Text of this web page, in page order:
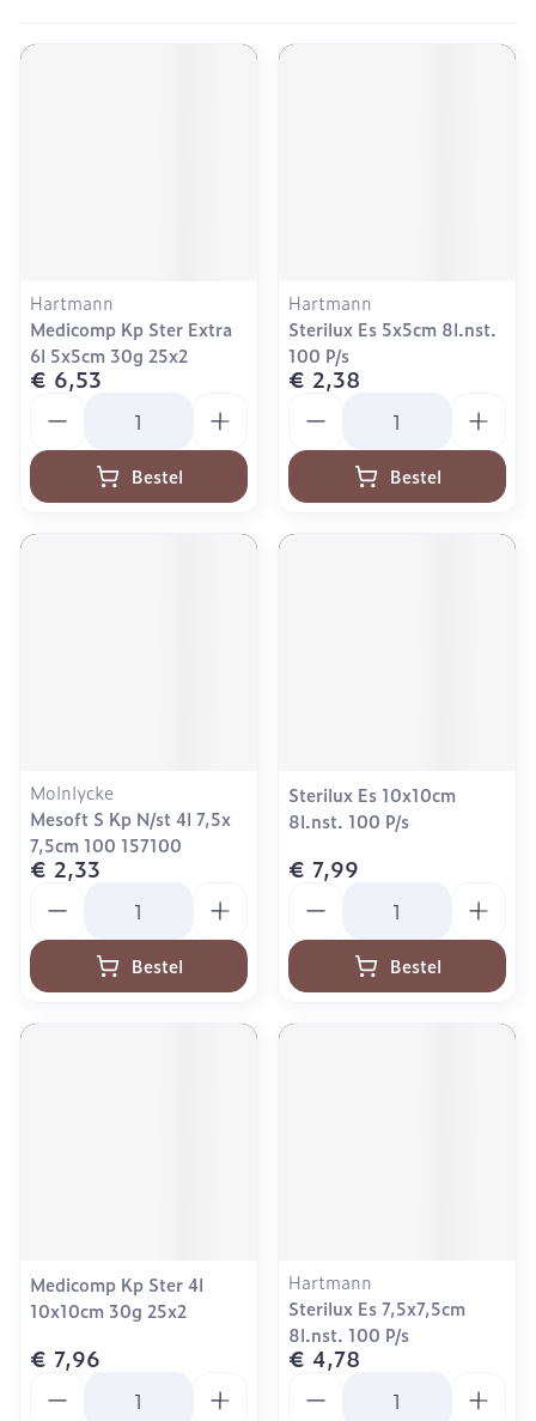
Hartmann
Medicomp Kp Ster Extra
6l 5x5cm 30g 25x2
€ 6,53
Bestel
Hartmann
Sterilux Es 5x5cm 8l.nst.
100 P/s
€ 2,38
Bestel
Molnlycke
Mesoft S Kp N/st 4l 7,5x
7,5cm 100 157100
€ 2,33
Bestel
Sterilux Es 10x10cm
8l.nst. 100 P/s
€ 7,99
Bestel
Medicomp Kp Ster 4l
10x10cm 30g 25x2
€ 7,96
Hartmann
Sterilux Es 7,5x7,5cm
8l.nst. 100 P/s
€ 4,78